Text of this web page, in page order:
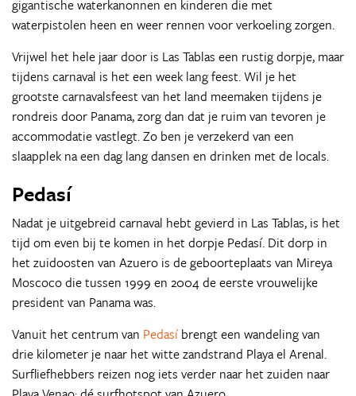
gigantische waterkanonnen en kinderen die met
waterpistolen heen en weer rennen voor verkoeling zorgen.
Vrijwel het hele jaar door is Las Tablas een rustig dorpje, maar
tijdens carnaval is het een week lang feest. Wil je het
grootste carnavalsfeest van het land meemaken tijdens je
rondreis door Panama, zorg dan dat je ruim van tevoren je
accommodatie vastlegt. Zo ben je verzekerd van een
slaapplek na een dag lang dansen en drinken met de locals.
Pedasí
Nadat je uitgebreid carnaval hebt gevierd in Las Tablas, is het
tijd om even bij te komen in het dorpje Pedasí. Dit dorp in
het zuidoosten van Azuero is de geboorteplaats van Mireya
Moscoco die tussen 1999 en 2004 de eerste vrouwelijke
president van Panama was.
Vanuit het centrum van Pedasíbrengt een wandeling van
drie kilometer je naar het witte zandstrand Playa el Arenal.
Surfliefhebbers reizen nog iets verder naar het zuiden naar